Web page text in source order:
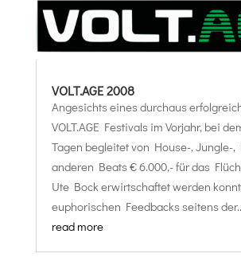
VOLT.AGE 2008
Angesichts eines durchaus
VOLT.AGE Festivals im Vorjahr, bei
Tagen begleitet von House-, Jungle-,
anderen Beats € 6.000,- für das
Ute Bock erwirtschaftet werden
euphorischen Feedbacks seitens
read more